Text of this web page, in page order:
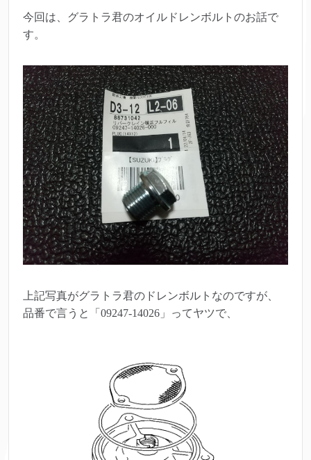
今回は、グラトラ君のオイルドレンボルトのお話で
す。
上記写真がグラトラ君のドレンボルトなのですが、
品番で言うと「09247-14026」ってヤツで、